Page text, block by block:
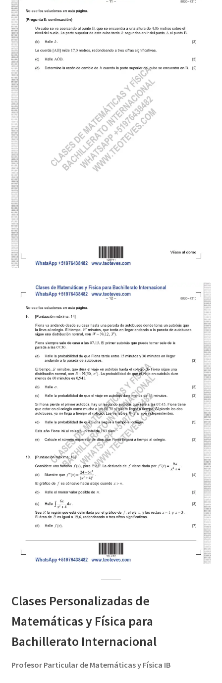
Clases Personalizadas de
Matemáticas y Física para
Bachillerato Internacional
Profesor Particular de Matemáticas y Física IB